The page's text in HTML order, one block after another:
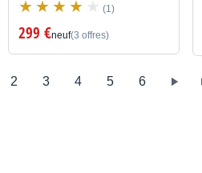
(1)
299 €neuf(3 offres)
2 3 4 5 6